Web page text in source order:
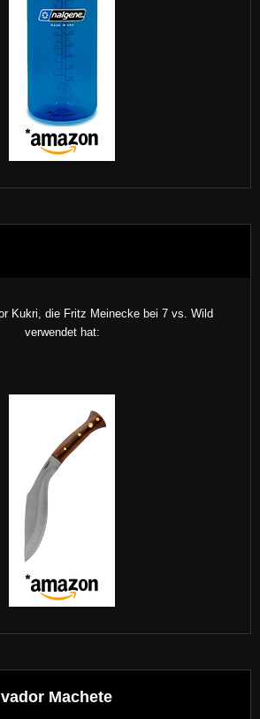
Kukri, die Fritz Meinecke bei 7 vs. Wild
verwendet hat:
Machete